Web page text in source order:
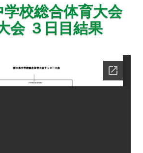
校総合体育大会
会 ３日目結果